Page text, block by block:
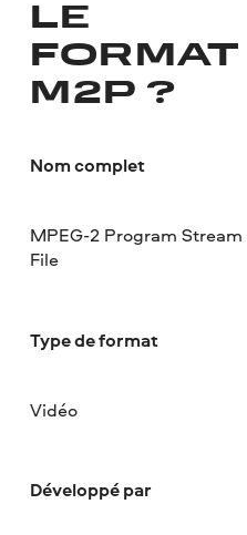
LE
FORMAT
M2P ?
Nom complet
MPEG-2 Program Stream
File
Type de format
Vidéo
Développé par